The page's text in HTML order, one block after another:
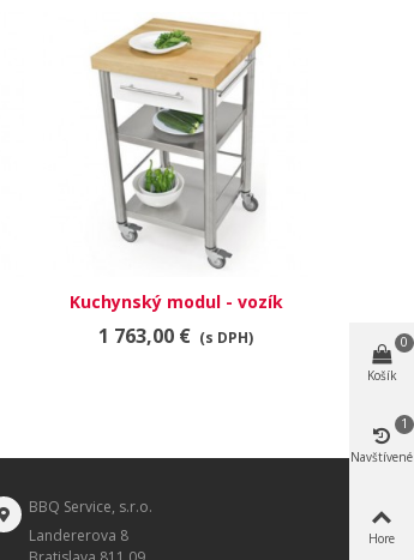
Kuchynský modul - vozík
695501
1 763,00 € (s DPH) 2
BBQ Service, s.r.o.
Landererova 8
Košík
0
Navštívené
1
Hore